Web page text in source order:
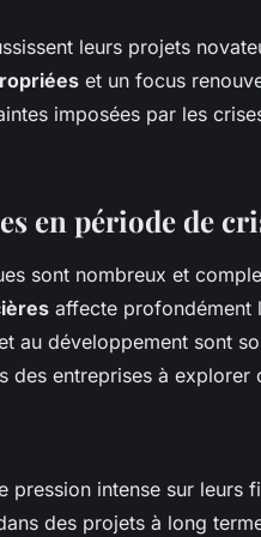
leurs projets
et un focus
imposées par les
en période de
sont nombreux et
affecte profondément
au développement sont
des entreprises à explorer
pression intense sur leurs
des projets à long